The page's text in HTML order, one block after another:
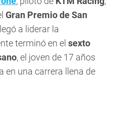
Gran Premio de San
a liderar la
terminó en el sexto
, el joven de 17 años
en una carrera llena de